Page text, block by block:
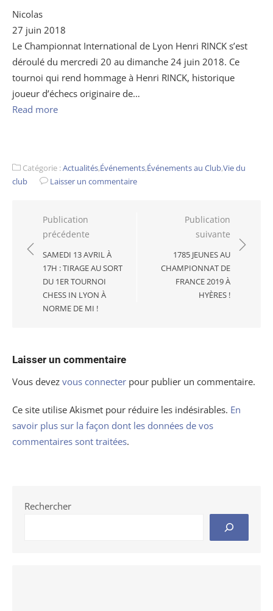
Nicolas
27 juin 2018
Le Championnat International de Lyon Henri RINCK s’est
déroulé du mercredi 20 au dimanche 24 juin 2018. Ce
tournoi qui rend hommage à Henri RINCK, historique
joueur d’échecs originaire de…
Read more
Catégorie :Actualités,Événements,Événements au Club,Vie du
club
Laisser un commentaire
Navigation
l’article
Publication
précédente
SAMEDI 13 AVRIL À
17H : TIRAGE AU SORT
DU 1ER TOURNOI
CHESS IN LYON À
NORME DE MI !
Publication
suivante
1785 JEUNES AU
CHAMPIONNAT DE
FRANCE 2019 À
HYÈRES !
Laisser un commentaire
Vous devez vous connecter pour publier un commentaire.
Ce site utilise Akismet pour réduire les indésirables. En
savoir plus sur la façon dont les données de vos
commentaires sont traitées.
Rechercher